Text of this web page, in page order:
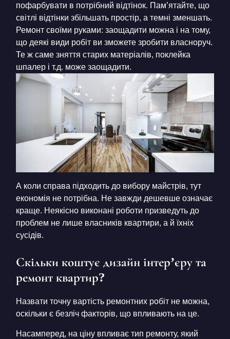
пофарбувати в потрібний відтінок. Пам’ятайте, що
світлі відтінки збільшать простір, а темні зменшать.
Ремонт своїми руками: заощадити можна і на тому,
що деякі види робіт ви зможете зробити власноруч.
Те ж саме зняття старих матеріалів, поклейка
шпалер і т.д. може заощадити.
А коли справа підходить до вибору майстрів, тут
економія не потрібна. Не завжди дешевше означає
краще. Неякісно виконані роботи призведуть до
проблем не лише власників квартири, а й їхніх
сусідів.
Скільки коштує дизайн інтер’єру та
ремонт квартир?
Назвати точну вартість ремонтних робіт не можна,
оскільки є безліч факторів, що впливають на це.
Насамперед, на ціну впливає тип ремонту, який